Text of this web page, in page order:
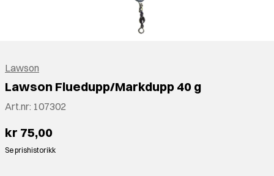
Lawson
Lawson Fluedupp/Markdupp 40 g
Art.nr: 107302
kr 75,00
Se prishistorikk